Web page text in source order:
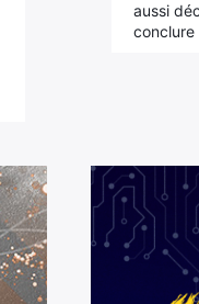
aussi
conclure